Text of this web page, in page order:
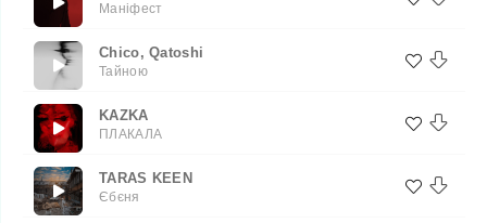
Маніфест
Chico, Qatoshi
Тайною
KAZKA
ПЛАКАЛА
TARAS KEEN
Єбєня